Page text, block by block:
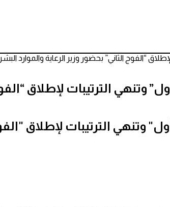
“الفوج الثاني” بحضور وزير الرعاية والموارد
وتنهي الترتيبات لإطلاق
وتنهي الترتيبات لإطلاق